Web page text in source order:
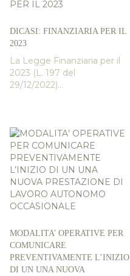
DICASI: FINANZIARIA PER IL
2023
La Legge Finanziaria per il
2023 (L. 197 del
29/12/2022)...
MODALITA’ OPERATIVE PER
COMUNICARE
PREVENTIVAMENTE L’INIZIO
DI UN UNA NUOVA